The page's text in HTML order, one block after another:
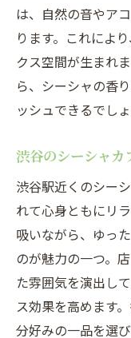
は、自然の音やア
ります。これによ
クス空間が生まれ
ら、シーシャの香
ッシュできるでしょ
渋谷のシーシャカ
渋谷駅近くのシー
れて心身ともにリ
吸いながら、ゆっ
のが魅力の一つ。
た雰囲気を演出し
ス効果を高めます
分好みの一品を選